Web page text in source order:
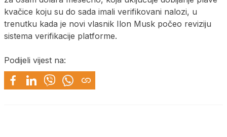
kvačice koju su do sada imali verifikovani nalozi, u
trenutku kada je novi vlasnik Ilon Musk počeo reviziju
sistema verifikacije platforme.
Podijeli vijest na: